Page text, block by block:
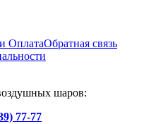
ОплатаОбратная связь
шаров:
77-77